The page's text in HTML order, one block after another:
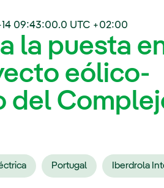
09:43:00.0 UTC +02:00
la puesta
eólico-
del
Portugal Iberdrola